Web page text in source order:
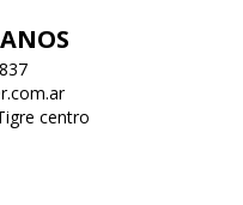
centro